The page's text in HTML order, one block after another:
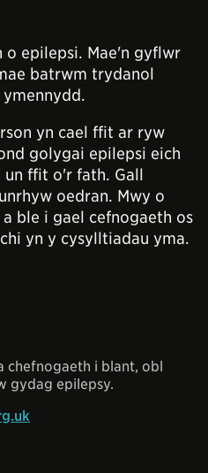
o epilepsi. Mae'n gyflwr
batrwm trydanol
yn cael ffit ar ryw
golygai epilepsi eich
un ffit o'r fath. Gall
oedran. Mwy o
ble i gael cefnogaeth os
yn y cysylltiadau yma.
chefnogaeth i blant, obl
gydag epilepsy.